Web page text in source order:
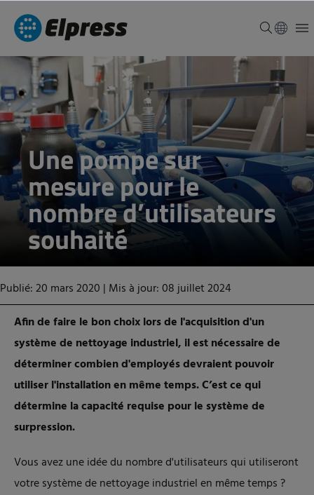
Une pompe sur
mesure pour le
nombre d’utilisateurs
souhaité
Publié: 20 mars 2020 | Mis à jour: 08 juillet 2024
Afin de faire le bon choix lors de l'acquisition d'un
système de nettoyage industriel, il est nécessaire de
déterminer combien d'employés devraient pouvoir
utiliser l'installation en même temps. C’est ce qui
détermine la capacité requise pour le système de
surpression.
Vous avez une idée du nombre d'utilisateurs qui utiliseront
votre système de nettoyage industriel en même temps ?